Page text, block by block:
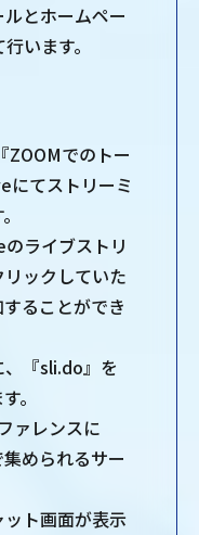
とホームペー
行います。
ZOOMでのトー
にてストリーミ
ライブストリ
ックしていた
ることができ
、『sli.do』を
。
ァレンスに
められるサー
ト画面が表示